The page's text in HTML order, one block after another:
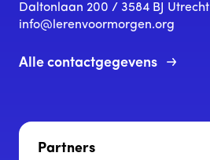
Daltonlaan 200 / 3584 BJ Utrecht
info@lerenvoormorgen.org
Alle contactgegevens
Partners